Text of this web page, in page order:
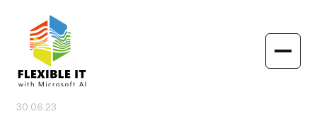
30.06.23